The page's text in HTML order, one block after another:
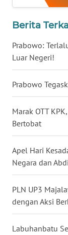
Berita
Prabowo:
Luar Negeri!
Prabowo
Marak OTT
Bertobat
Apel Hari
Negara dan
PLN UP3
dengan Aksi
Labuhanbatu
WN
WN
KALSEL
WN
KALTIM
WN
SULSEL
WN
GORONTALO
WN